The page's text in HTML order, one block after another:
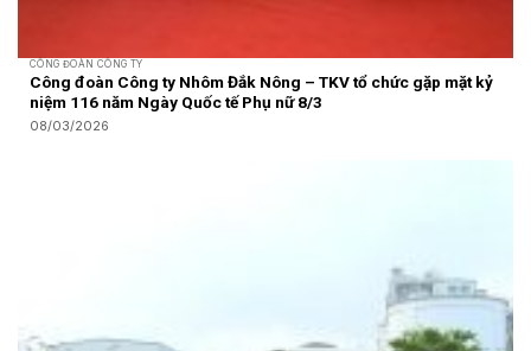
CÔNG ĐOÀN CÔNG TY
Công đoàn Công ty Nhôm Đắk Nông – TKV tổ chức gặp mặt kỷ
niệm 116 năm Ngày Quốc tế Phụ nữ 8/3
08/03/2026